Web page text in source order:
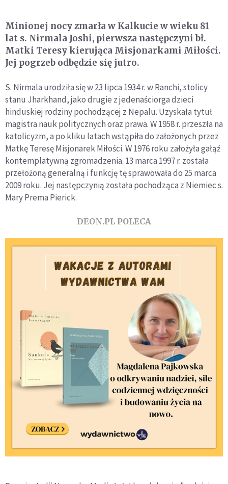
Minionej nocy zmarła w Kalkucie w wieku 81
lat s. Nirmala Joshi, pierwsza następczyni bł.
Matki Teresy kierująca Misjonarkami Miłości.
Jej pogrzeb odbędzie się jutro.
S. Nirmala urodziła się w 23 lipca 1934 r. w Ranchi, stolicy
stanu Jharkhand, jako drugie z jedenaściorga dzieci
hinduskiej rodziny pochodzącej z Nepalu. Uzyskała tytuł
magistra nauk politycznych oraz prawa. W 1958 r. przeszła na
katolicyzm, a po kliku latach wstąpiła do założonych przez
Matkę Teresę Misjonarek Miłości. W 1976 roku założyła gałąź
kontemplatywną zgromadzenia. 13 marca 1997 r. została
przełożoną generalną i funkcję tę sprawowała do 25 marca
2009 roku. Jej następczynią została pochodząca z Niemiec s.
Mary Prema Pierick.
DEON.PL POLECA